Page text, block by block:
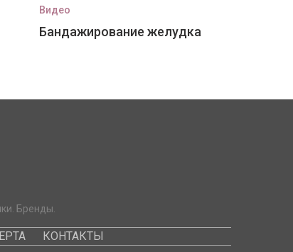
Видео
Бандажирование желудка
Бренды.
КОНТАКТЫ